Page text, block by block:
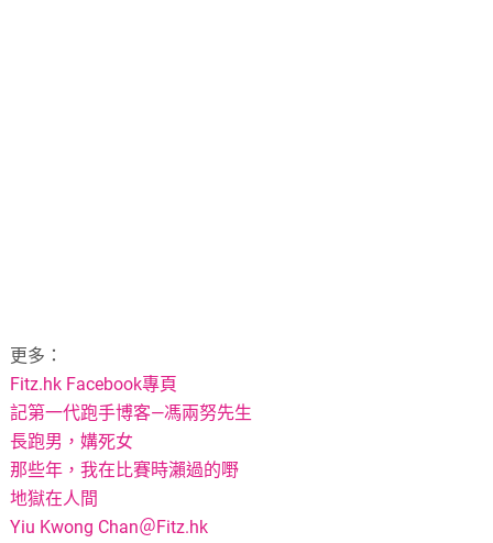
更多：
Fitz.hk Facebook專頁
記第一代跑手博客—馮兩努先生
長跑男，媾死女
那些年，我在比賽時瀨過的嘢
地獄在人間
Yiu Kwong Chan＠Fitz.hk